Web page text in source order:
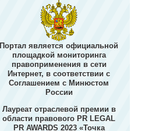
Портал является официальной
площадкой мониторинга
правоприменения в сети
Интернет, в соответствии с
Соглашением с Минюстом
России
Лауреат отраслевой премии в
области правового PR LEGAL
PR AWARDS 2023 «Точка